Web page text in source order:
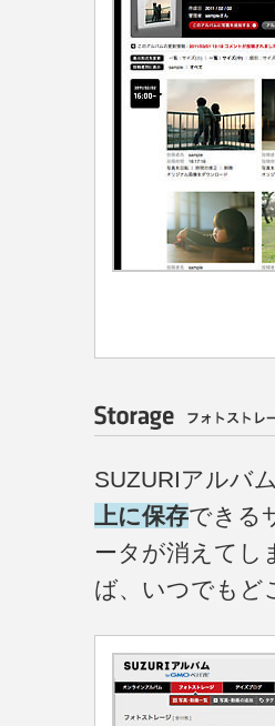
SUZURIアルバ
上に保存できる
ータが消えてし
ば、いつでもど